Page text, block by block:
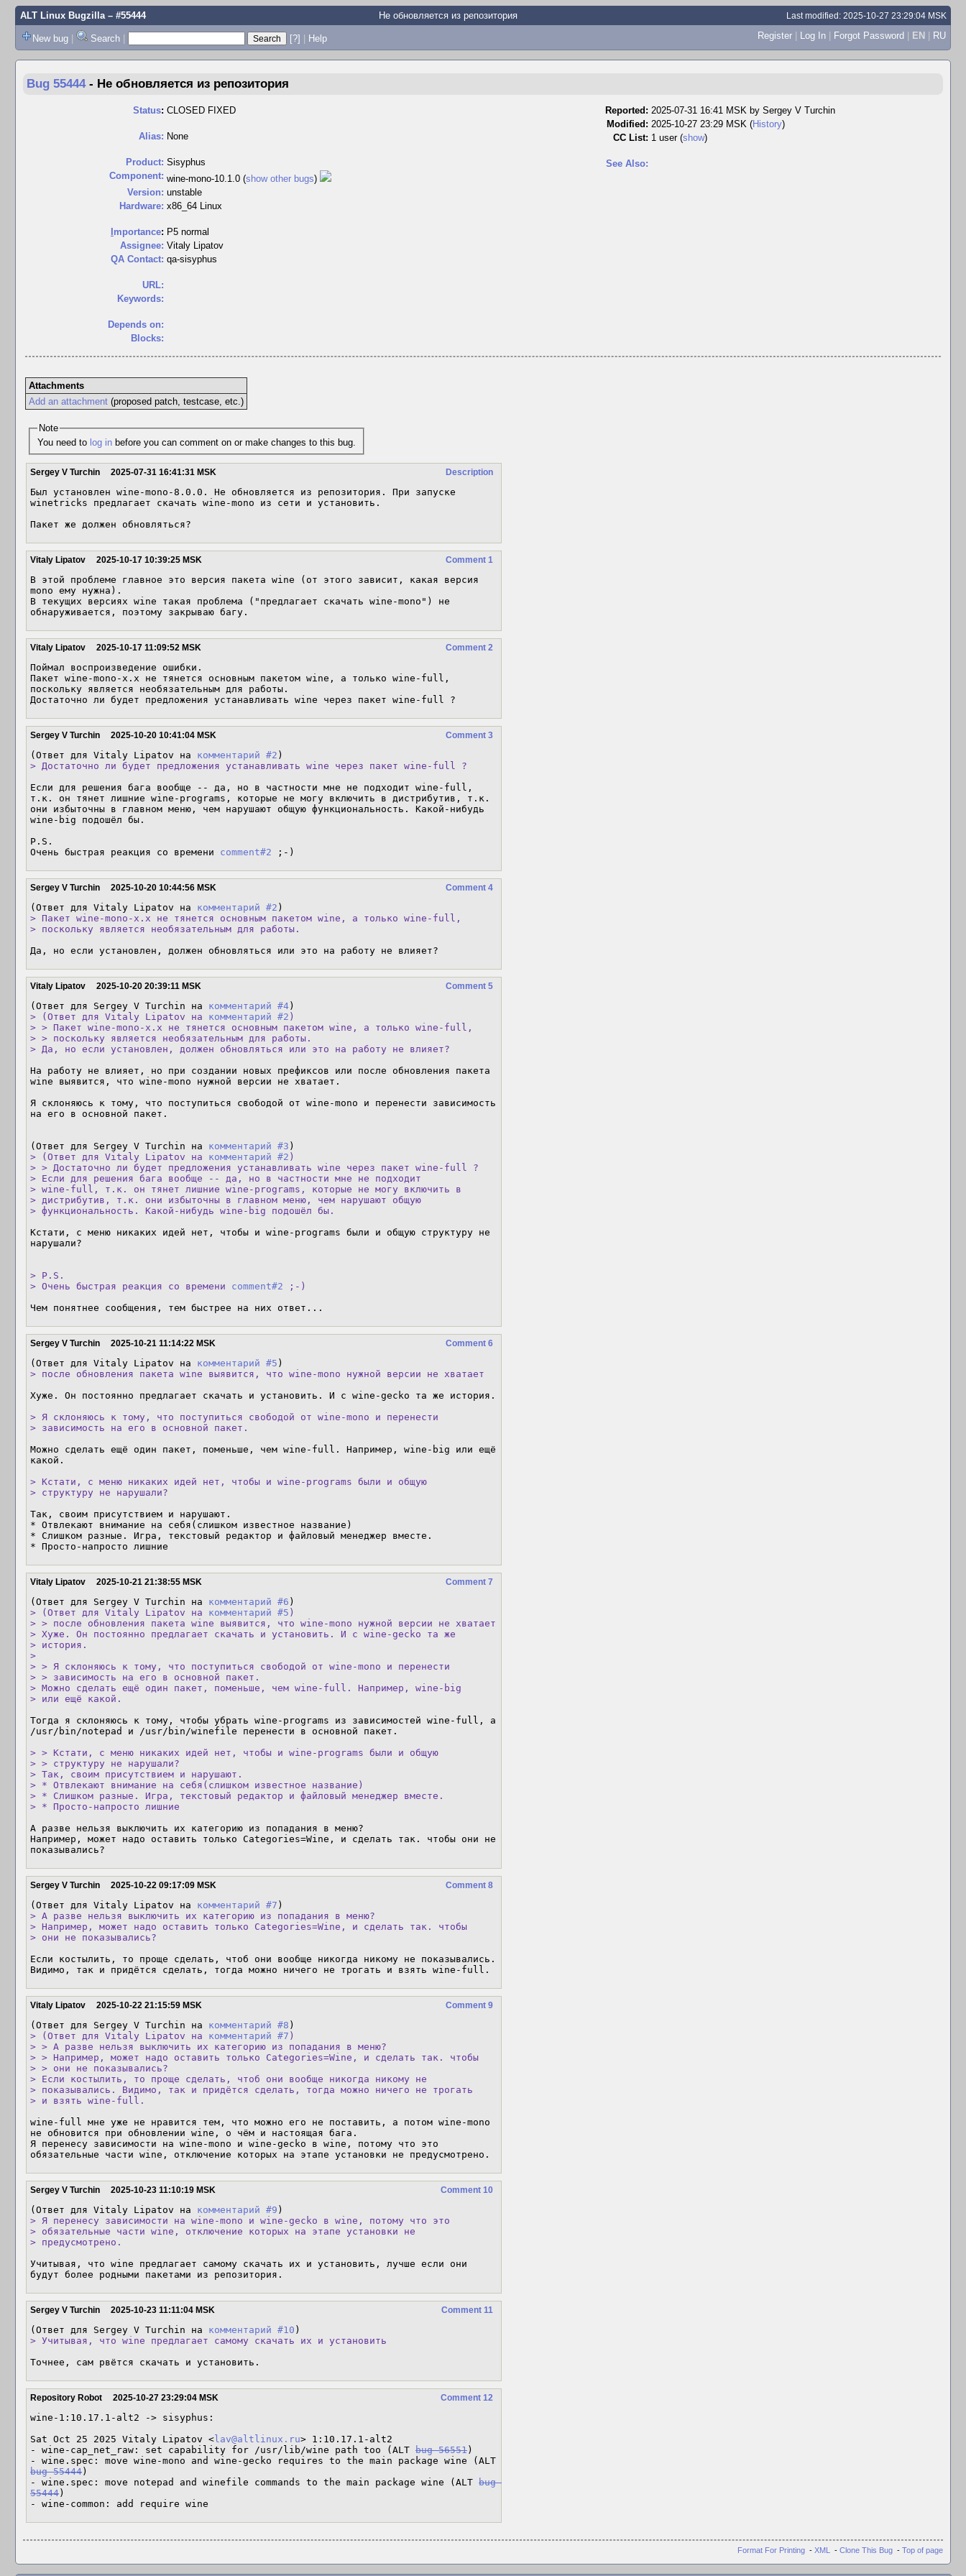
ALT Linux Bugzilla– #55444 Не обновляется из репозитория Last modified: 2025-10-27 23:29:04 MSK
New bug | Search | [?] | Help Register | Log In | Forgot Password | EN | RU
Bug 55444 - Не обновляется из репозитория
Status: CLOSED FIXED
Alias: None
Product: Sisyphus
Component: wine-mono-10.1.0 (show other bugs)
Version: unstable
Hardware: x86_64 Linux
mportance: P5 normal
Assignee: Vitaly Lipatov
QA Contact: qa-sisyphus
URL:
Keywords:
Depends on:
Blocks:
Reported: 2025-07-31 16:41 MSK by Sergey V Turchin
Modified: 2025-10-27 23:29 MSK (History)
CC List: 1 user (show)
See Also:
Attachments
Add an attachment(proposed patch, testcase, etc.)
Note
You need to log in before you can comment on or make changes to this bug.
Description
Sergey V Turchin 2025-07-31 16:41:31 MSK
Был установлен wine-mono-8.0.0. Не обновляется из репозитория. При запуске
winetricks предлагает скачать wine-mono из сети и установить.
Пакет же должен обновляться?
Comment 1
Vitaly Lipatov 2025-10-17 10:39:25 MSK
В этой проблеме главное это версия пакета wine (от этого зависит, какая версия
mono ему нужна).
В текущих версиях wine такая проблема ("предлагает скачать wine-mono") не
обнаруживается, поэтому закрываю багу.
Comment 2
Vitaly Lipatov 2025-10-17 11:09:52 MSK
Поймал воспроизведение ошибки.
Пакет wine-mono-x.x не тянется основным пакетом wine, а только wine-full,
поскольку является необязательным для работы.
Достаточно ли будет предложения устанавливать wine через пакет wine-full ?
Comment 3
Sergey V Turchin 2025-10-20 10:41:04 MSK
(Ответ для Vitaly Lipatov на комментарий #2
> Достаточно ли будет предложения устанавливать wine через пакет wine-full ?
Если для решения бага вообще -- да, но в частности мне не подходит wine-full,
т.к. он тянет лишние wine-programs, которые не могу включить в дистрибутив, т.к.
они избыточны в главном меню, чем нарушают общую функциональность. Какой-нибудь
wine-big подошёл бы.
P.S.
Очень быстрая реакция со времени comment#2 ;-)
Comment 4
Sergey V Turchin 2025-10-20 10:44:56 MSK
(Ответ для Vitaly Lipatov на комментарий #2
> Пакет wine-mono-x.x не тянется основным пакетом wine, а только wine-full,
> поскольку является необязательным для работы.
Да, но если установлен, должен обновляться или это на работу не влияет?
Comment 5
Vitaly Lipatov 2025-10-20 20:39:11 MSK
(Ответ для Sergey V Turchin на комментарий #4
> (Ответ для Vitaly Lipatov на комментарий #2 )
> > Пакет wine-mono-x.x не тянется основным пакетом wine, а только wine-full,
> > поскольку является необязательным для работы.
> Да, но если установлен, должен обновляться или это на работу не влияет?
На работу не влияет, но при создании новых префиксов или после обновления пакета
wine выявится, что wine-mono нужной версии не хватает.
Я склоняюсь к тому, что поступиться свободой от wine-mono и перенести зависимость
на его в основной пакет.
(Ответ для Sergey V Turchin на комментарий #3
> (Ответ для Vitaly Lipatov на комментарий #2 )
> > Достаточно ли будет предложения устанавливать wine через пакет wine-full ?
> Если для решения бага вообще -- да, но в частности мне не подходит
> wine-full, т.к. он тянет лишние wine-programs, которые не могу включить в
> дистрибутив, т.к. они избыточны в главном меню, чем нарушают общую
> функциональность. Какой-нибудь wine-big подошёл бы.
Кстати, с меню никаких идей нет, чтобы и wine-programs были и общую структуру не
нарушали?
> P.S.
> Очень быстрая реакция со времени comment#2 ;-)
Чем понятнее сообщения, тем быстрее на них ответ...
Comment 6
Sergey V Turchin 2025-10-21 11:14:22 MSK
(Ответ для Vitaly Lipatov на комментарий #5
> после обновления пакета wine выявится, что wine-mono нужной версии не хватает
Хуже. Он постоянно предлагает скачать и установить. И c wine-gecko та же история.
> Я склоняюсь к тому, что поступиться свободой от wine-mono и перенести
> зависимость на его в основной пакет.
Можно сделать ещё один пакет, поменьше, чем wine-full. Например, wine-big или ещё
какой.
> Кстати, с меню никаких идей нет, чтобы и wine-programs были и общую
> структуру не нарушали?
Так, своим присутствием и нарушают.
* Отвлекают внимание на себя(слишком известное название)
* Слишком разные. Игра, текстовый редактор и файловый менеджер вместе.
* Просто-напросто лишние
Comment 7
Vitaly Lipatov 2025-10-21 21:38:55 MSK
(Ответ для Sergey V Turchin на комментарий #6
> (Ответ для Vitaly Lipatov на комментарий #5 )
> > после обновления пакета wine выявится, что wine-mono нужной версии не хватает
> Хуже. Он постоянно предлагает скачать и установить. И c wine-gecko та же
> история.
>
> > Я склоняюсь к тому, что поступиться свободой от wine-mono и перенести
> > зависимость на его в основной пакет.
> Можно сделать ещё один пакет, поменьше, чем wine-full. Например, wine-big
> или ещё какой.
Тогда я склоняюсь к тому, чтобы убрать wine-programs из зависимостей wine-full, а
/usr/bin/notepad и /usr/bin/winefile перенести в основной пакет.
> > Кстати, с меню никаких идей нет, чтобы и wine-programs были и общую
> > структуру не нарушали?
> Так, своим присутствием и нарушают.
> * Отвлекают внимание на себя(слишком известное название)
> * Слишком разные. Игра, текстовый редактор и файловый менеджер вместе.
> * Просто-напросто лишние
А разве нельзя выключить их категорию из попадания в меню?
Например, может надо оставить только Categories=Wine, и сделать так. чтобы они не
показывались?
Comment 8
Sergey V Turchin 2025-10-22 09:17:09 MSK
(Ответ для Vitaly Lipatov на комментарий #7
> А разве нельзя выключить их категорию из попадания в меню?
> Например, может надо оставить только Categories=Wine, и сделать так. чтобы
> они не показывались?
Если костылить, то проще сделать, чтоб они вообще никогда никому не показывались.
Видимо, так и придётся сделать, тогда можно ничего не трогать и взять wine-full.
Comment 9
Vitaly Lipatov 2025-10-22 21:15:59 MSK
(Ответ для Sergey V Turchin на комментарий #8
> (Ответ для Vitaly Lipatov на комментарий #7 )
> > А разве нельзя выключить их категорию из попадания в меню?
> > Например, может надо оставить только Categories=Wine, и сделать так. чтобы
> > они не показывались?
> Если костылить, то проще сделать, чтоб они вообще никогда никому не
> показывались. Видимо, так и придётся сделать, тогда можно ничего не трогать
> и взять wine-full.
wine-full мне уже не нравится тем, что можно его не поставить, а потом wine-mono
не обновится при обновлении wine, о чём и настоящая бага.
Я перенесу зависимости на wine-mono и wine-gecko в wine, потому что это
обязательные части wine, отключение которых на этапе установки не предусмотрено.
Comment 10
Sergey V Turchin 2025-10-23 11:10:19 MSK
(Ответ для Vitaly Lipatov на комментарий #9
> Я перенесу зависимости на wine-mono и wine-gecko в wine, потому что это
> обязательные части wine, отключение которых на этапе установки не
> предусмотрено.
Учитывая, что wine предлагает самому скачать их и установить, лучше если они
будут более родными пакетами из репозитория.
Comment 11
Sergey V Turchin 2025-10-23 11:11:04 MSK
(Ответ для Sergey V Turchin на комментарий #10
> Учитывая, что wine предлагает самому скачать их и установить
Точнее, сам рвётся скачать и установить.
Comment 12
Repository Robot 2025-10-27 23:29:04 MSK
wine-1:10.17.1-alt2 -> sisyphus:
Sat Oct 25 2025 Vitaly Lipatov < lav@altlinux.ru> 1:10.17.1-alt2
- wine-cap_net_raw: set capability for /usr/lib/wine path too (ALT bug 56551 )
bug 55444 )
- wine.spec: move notepad and winefile commands to the main package wine (ALT bug
55444 )
- wine-common: add require wine
Format For Printing - XML - Clone This Bug - Top of page